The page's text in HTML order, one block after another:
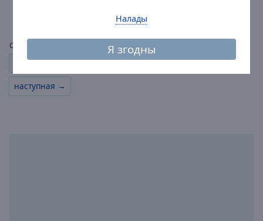
Я згодны
Налады
Старонкі:
2 3 4 5 ... 12 ← папярэдняя
наступная →